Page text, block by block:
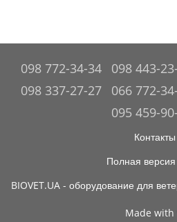
098 772-34-34 098 443-
098 337-27-27
066 772-
095 459-
Контакты
Полная версия
BIOVET.UA - оборудование для
Made